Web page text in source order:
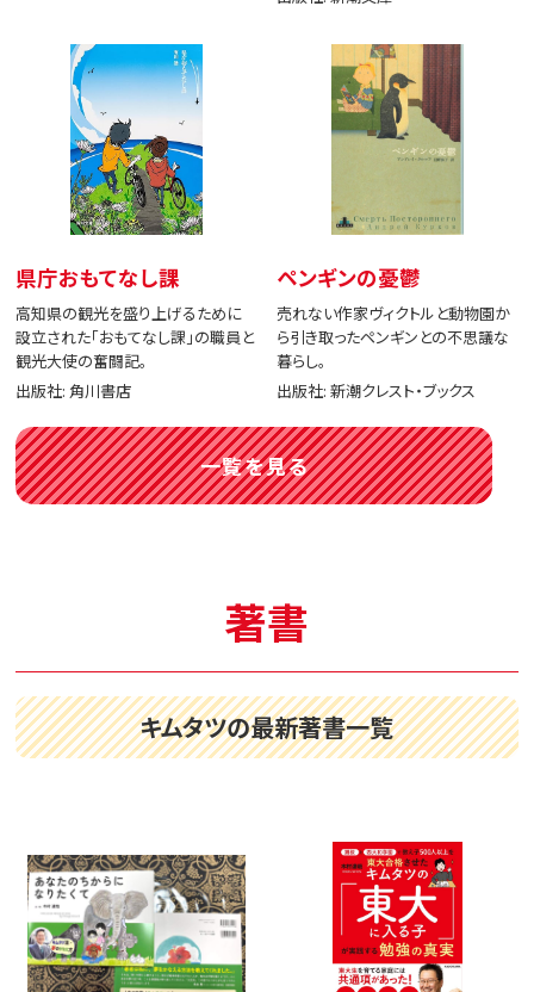
県庁おもてなし課
高知県の観光を盛り上げるために
設立された「おもてなし課」の職員と
観光大使の奮闘記。
出版社: 角川書店
ペンギンの憂鬱
売れない作家ヴィクトルと動物園か
ら引き取ったペンギンとの不思議な
暮らし。
出版社: 新潮クレスト・ブックス
一覧を見る
著書
キムタツの最新著書一覧